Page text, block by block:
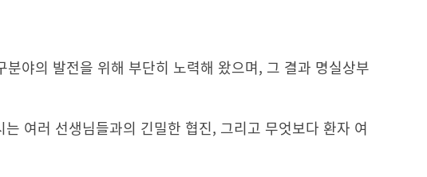
야의 발전을 위해 부단히 노력해 왔으며, 그 결과 명실상부
여러 선생님들과의 긴밀한 협진, 그리고 무엇보다 환자 여